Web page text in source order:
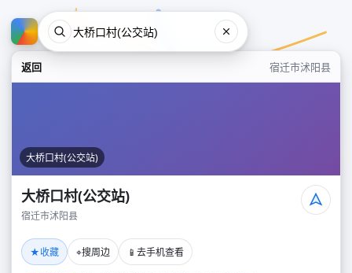
返回 宿迁市沭阳县
大桥口村(公交站)
大桥口村(公交站)
宿迁市沭阳县
★收藏 ⌖搜周边 📱 去手机查看